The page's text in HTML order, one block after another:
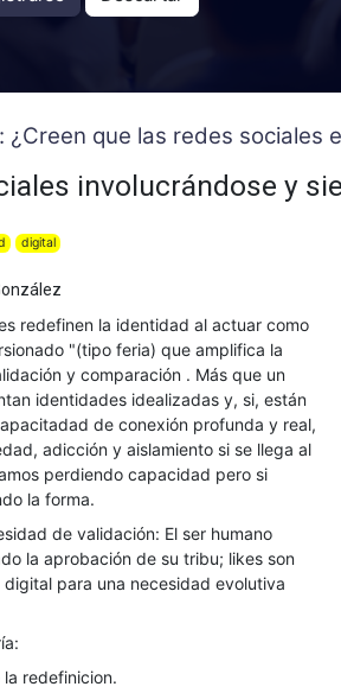
¿Creen que las redes
involucrándose y
digital
redefinen la identidad al actuar como
"(tipo feria) que amplifica la
y comparación . Más que un
identidades idealizadas y, si, están
de conexión profunda y real,
adicción y aislamiento si se llega al
perdiendo capacidad pero si
la forma.
de validación: El ser humano
la aprobación de su tribu; likes son
digital para una necesidad evolutiva
redefinicion.